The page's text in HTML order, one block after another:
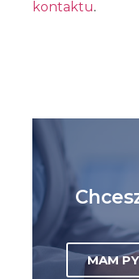
kontaktu.
MAM